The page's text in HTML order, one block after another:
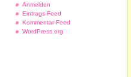
Anmelden
Eintrags-Feed
Kommentar-Feed
WordPress.org